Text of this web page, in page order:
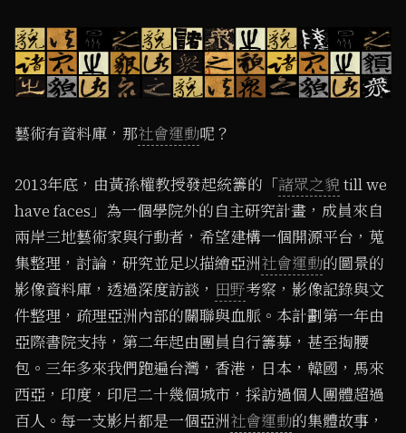
藝術有資料庫，那社會運動呢？
2013年底，由黃孫權教授發起統籌的「諸眾之貌till we
have faces」為一個學院外的自主研究計畫，成員來自
兩岸三地藝術家與行動者，希望建構一個開源平台，蒐
集整理，討論，研究並足以描繪亞洲社會運動的圖景的
影像資料庫，透過深度訪談， 田野考察，影像記錄與文
件整理，疏理亞洲內部的關聯與血脈。本計劃第一年由
亞際書院支持，第二年起由團員自行籌募，甚至掏腰
包。三年多來我們跑遍台灣，香港，日本，韓國，馬來
西亞，印度，印尼二十幾個城市，採訪過個人團體超過
百人。每一支影片都是一個亞洲社會運動的集體故事，